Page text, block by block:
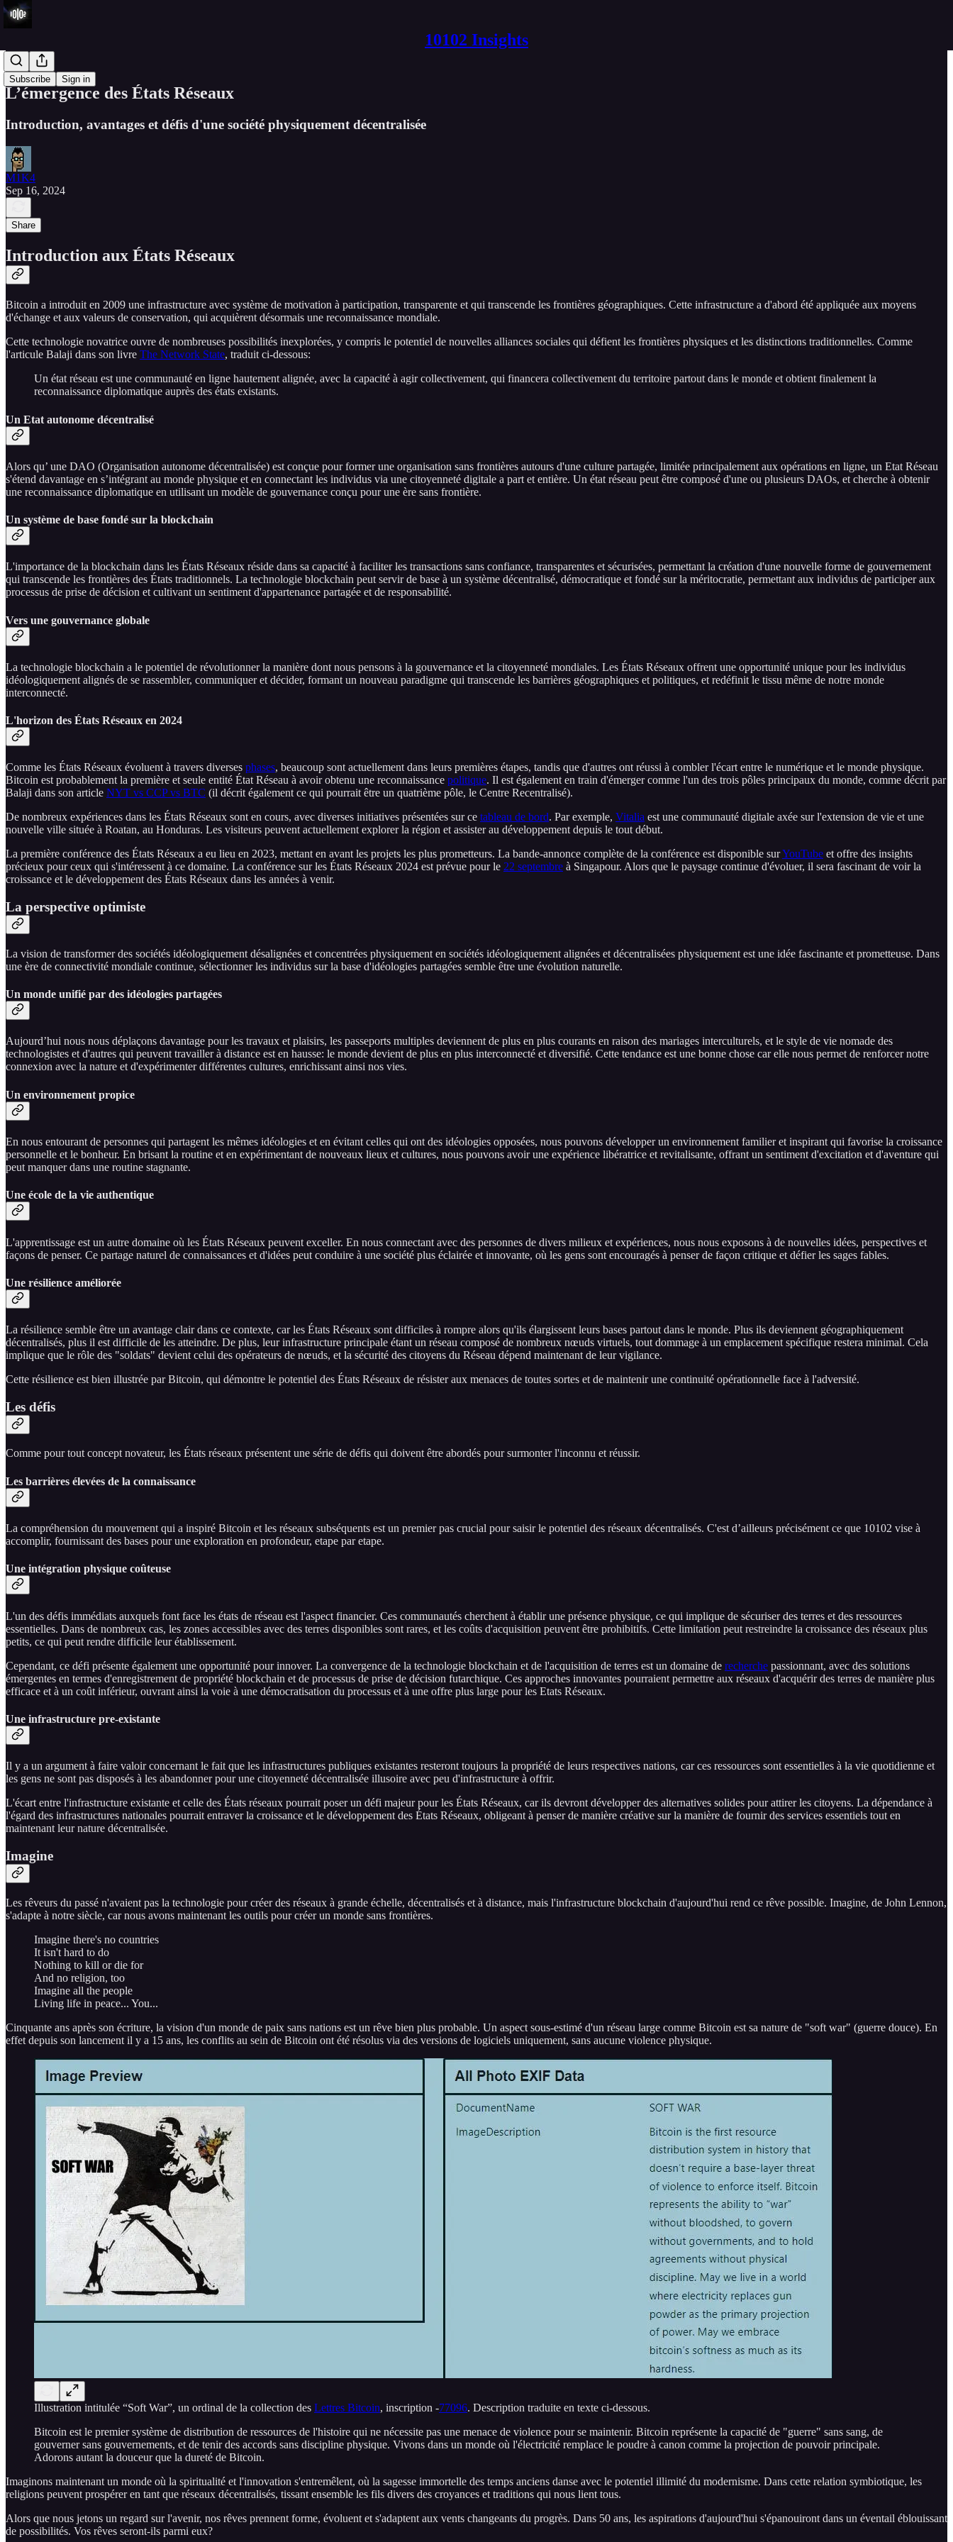
10102 Insights
Subscribe Sign in
French
L’émergence des États Réseaux
Introduction, avantages et défis d'une société physiquement décentralisée
M1K4
Sep 16, 2024
Share
Introduction aux États Réseaux
Bitcoin a introduit en 2009 une infrastructure avec système de motivation à participation, transparente et qui transcende les frontières géographiques. Cette infrastructure a d'abord été appliquée aux moyens
d'échange et aux valeurs de conservation, qui acquièrent désormais une reconnaissance mondiale.
Cette technologie novatrice ouvre de nombreuses possibilités inexplorées, y compris le potentiel de nouvelles alliances sociales qui défient les frontières physiques et les distinctions traditionnelles. Comme
l'articule Balaji dans son livre The Network State, traduit ci-dessous:
Un état réseau est une communauté en ligne hautement alignée, avec la capacité à agir collectivement, qui financera collectivement du territoire partout dans le monde et obtient finalement la
reconnaissance diplomatique auprès des états existants.
Un Etat autonome décentralisé
Alors qu’ une DAO (Organisation autonome décentralisée) est conçue pour former une organisation sans frontières autours d'une culture partagée, limitée principalement aux opérations en ligne, un Etat Réseau
s'étend davantage en s’intégrant au monde physique et en connectant les individus via une citoyenneté digitale a part et entière. Un état réseau peut être composé d'une ou plusieurs DAOs, et cherche à obtenir
une reconnaissance diplomatique en utilisant un modèle de gouvernance conçu pour une ère sans frontière.
Un système de base fondé sur la blockchain
L'importance de la blockchain dans les États Réseaux réside dans sa capacité à faciliter les transactions sans confiance, transparentes et sécurisées, permettant la création d'une nouvelle forme de gouvernement
qui transcende les frontières des États traditionnels. La technologie blockchain peut servir de base à un système décentralisé, démocratique et fondé sur la méritocratie, permettant aux individus de participer aux
processus de prise de décision et cultivant un sentiment d'appartenance partagée et de responsabilité.
Vers une gouvernance globale
La technologie blockchain a le potentiel de révolutionner la manière dont nous pensons à la gouvernance et la citoyenneté mondiales. Les États Réseaux offrent une opportunité unique pour les individus
idéologiquement alignés de se rassembler, communiquer et décider, formant un nouveau paradigme qui transcende les barrières géographiques et politiques, et redéfinit le tissu même de notre monde
interconnecté.
L'horizon des États Réseaux en 2024
Comme les États Réseaux évoluent à travers diverses phases, beaucoup sont actuellement dans leurs premières étapes, tandis que d'autres ont réussi à combler l'écart entre le numérique et le monde physique.
Bitcoin est probablement la première et seule entité État Réseau à avoir obtenu une reconnaissance politique. Il est également en train d'émerger comme l'un des trois pôles principaux du monde, comme décrit par
Balaji dans son article NYT vs CCP vs BTC (il décrit également ce qui pourrait être un quatrième pôle, le Centre Recentralisé).
De nombreux expériences dans les États Réseaux sont en cours, avec diverses initiatives présentées sur ce tableau de bord. Par exemple, Vitalia est une communauté digitale axée sur l'extension de vie et une
nouvelle ville située à Roatan, au Honduras. Les visiteurs peuvent actuellement explorer la région et assister au développement depuis le tout début.
La première conférence des États Réseaux a eu lieu en 2023, mettant en avant les projets les plus prometteurs. La bande-annonce complète de la conférence est disponible surYouTube et offre des insights
précieux pour ceux qui s'intéressent à ce domaine. La conférence sur les États Réseaux 2024 est prévue pour le 22 septembre à Singapour. Alors que le paysage continue d'évoluer, il sera fascinant de voir la
croissance et le développement des États Réseaux dans les années à venir.
La perspective optimiste
La vision de transformer des sociétés idéologiquement désalignées et concentrées physiquement en sociétés idéologiquement alignées et décentralisées physiquement est une idée fascinante et prometteuse. Dans
une ère de connectivité mondiale continue, sélectionner les individus sur la base d'idéologies partagées semble être une évolution naturelle.
Un monde unifié par des idéologies partagées
Aujourd’hui nous nous déplaçons davantage pour les travaux et plaisirs, les passeports multiples deviennent de plus en plus courants en raison des mariages interculturels, et le style de vie nomade des
technologistes et d'autres qui peuvent travailler à distance est en hausse: le monde devient de plus en plus interconnecté et diversifié. Cette tendance est une bonne chose car elle nous permet de renforcer notre
connexion avec la nature et d'expérimenter différentes cultures, enrichissant ainsi nos vies.
Un environnement propice
En nous entourant de personnes qui partagent les mêmes idéologies et en évitant celles qui ont des idéologies opposées, nous pouvons développer un environnement familier et inspirant qui favorise la croissance
personnelle et le bonheur. En brisant la routine et en expérimentant de nouveaux lieux et cultures, nous pouvons avoir une expérience libératrice et revitalisante, offrant un sentiment d'excitation et d'aventure qui
peut manquer dans une routine stagnante.
Une école de la vie authentique
L'apprentissage est un autre domaine où les États Réseaux peuvent exceller. En nous connectant avec des personnes de divers milieux et expériences, nous nous exposons à de nouvelles idées, perspectives et
façons de penser. Ce partage naturel de connaissances et d'idées peut conduire à une société plus éclairée et innovante, où les gens sont encouragés à penser de façon critique et défier les sages fables.
Une résilience améliorée
La résilience semble être un avantage clair dans ce contexte, car les États Réseaux sont difficiles à rompre alors qu'ils élargissent leurs bases partout dans le monde. Plus ils deviennent géographiquement
décentralisés, plus il est difficile de les atteindre. De plus, leur infrastructure principale étant un réseau composé de nombreux nœuds virtuels, tout dommage à un emplacement spécifique restera minimal. Cela
implique que le rôle des "soldats" devient celui des opérateurs de nœuds, et la sécurité des citoyens du Réseau dépend maintenant de leur vigilance.
Cette résilience est bien illustrée par Bitcoin, qui démontre le potentiel des États Réseaux de résister aux menaces de toutes sortes et de maintenir une continuité opérationnelle face à l'adversité.
Les défis
Comme pour tout concept novateur, les États réseaux présentent une série de défis qui doivent être abordés pour surmonter l'inconnu et réussir.
Les barrières élevées de la connaissance
La compréhension du mouvement qui a inspiré Bitcoin et les réseaux subséquents est un premier pas crucial pour saisir le potentiel des réseaux décentralisés. C'est d’ailleurs précisément ce que 10102 vise à
accomplir, fournissant des bases pour une exploration en profondeur, etape par etape.
Une intégration physique coûteuse
L'un des défis immédiats auxquels font face les états de réseau est l'aspect financier. Ces communautés cherchent à établir une présence physique, ce qui implique de sécuriser des terres et des ressources
essentielles. Dans de nombreux cas, les zones accessibles avec des terres disponibles sont rares, et les coûts d'acquisition peuvent être prohibitifs. Cette limitation peut restreindre la croissance des réseaux plus
petits, ce qui peut rendre difficile leur établissement.
Cependant, ce défi présente également une opportunité pour innover. La convergence de la technologie blockchain et de l'acquisition de terres est un domaine de recherche passionnant, avec des solutions
émergentes en termes d'enregistrement de propriété blockchain et de processus de prise de décision futarchique. Ces approches innovantes pourraient permettre aux réseaux d'acquérir des terres de manière plus
efficace et à un coût inférieur, ouvrant ainsi la voie à une démocratisation du processus et à une offre plus large pour les Etats Réseaux.
Une infrastructure pre-existante
Il y a un argument à faire valoir concernant le fait que les infrastructures publiques existantes resteront toujours la propriété de leurs respectives nations, car ces ressources sont essentielles à la vie quotidienne et
les gens ne sont pas disposés à les abandonner pour une citoyenneté décentralisée illusoire avec peu d'infrastructure à offrir.
L'écart entre l'infrastructure existante et celle des États réseaux pourrait poser un défi majeur pour les États Réseaux, car ils devront développer des alternatives solides pour attirer les citoyens. La dépendance à
l'égard des infrastructures nationales pourrait entraver la croissance et le développement des États Réseaux, obligeant à penser de manière créative sur la manière de fournir des services essentiels tout en
maintenant leur nature décentralisée.
Imagine
Les rêveurs du passé n'avaient pas la technologie pour créer des réseaux à grande échelle, décentralisés et à distance, mais l'infrastructure blockchain d'aujourd'hui rend ce rêve possible. Imagine, de John Lennon,
s'adapte à notre siècle, car nous avons maintenant les outils pour créer un monde sans frontières.
Imagine there's no countries
It isn't hard to do
Nothing to kill or die for
And no religion, too
Imagine all the people
Living life in peace... You...
Cinquante ans après son écriture, la vision d'un monde de paix sans nations est un rêve bien plus probable. Un aspect sous-estimé d'un réseau large comme Bitcoin est sa nature de "soft war" (guerre douce). En
effet depuis son lancement il y a 15 ans, les conflits au sein de Bitcoin ont été résolus via des versions de logiciels uniquement, sans aucune violence physique.
Illustration intitulée “Soft War”, un ordinal de la collection des Lettres Bitcoin, inscription -77096. Description traduite en texte ci-dessous.
Bitcoin est le premier système de distribution de ressources de l'histoire qui ne nécessite pas une menace de violence pour se maintenir. Bitcoin représente la capacité de "guerre" sans sang, de
gouverner sans gouvernements, et de tenir des accords sans discipline physique. Vivons dans un monde où l'électricité remplace le poudre à canon comme la projection de pouvoir principale.
Adorons autant la douceur que la dureté de Bitcoin.
Imaginons maintenant un monde où la spiritualité et l'innovation s'entremêlent, où la sagesse immortelle des temps anciens danse avec le potentiel illimité du modernisme. Dans cette relation symbiotique, les
religions peuvent prospérer en tant que réseaux décentralisés, tissant ensemble les fils divers des croyances et traditions qui nous lient tous.
Alors que nous jetons un regard sur l'avenir, nos rêves prennent forme, évoluent et s'adaptent aux vents changeants du progrès. Dans 50 ans, les aspirations d'aujourd'hui s'épanouiront dans un éventail éblouissant
de possibilités. Vos rêves seront-ils parmi eux?